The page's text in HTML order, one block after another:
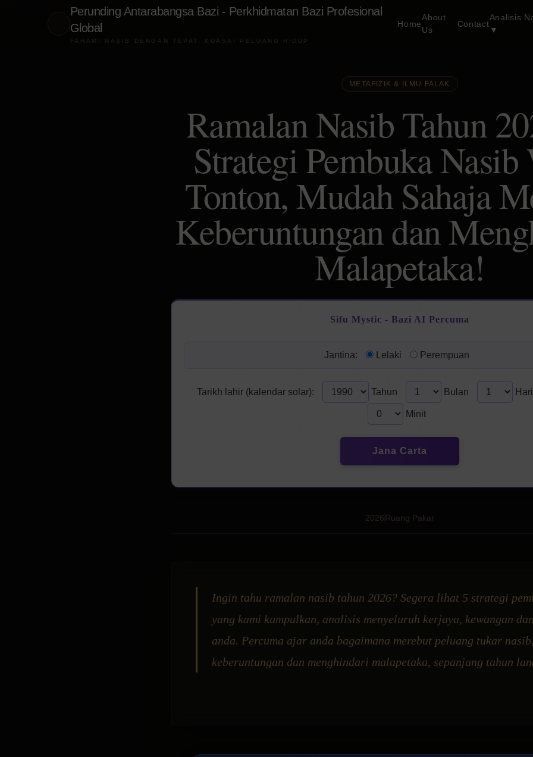
Perunding Antarabangsa Bazi - Perkhidmatan Bazi Profesional
Global
FAHAMI NASIB DENGAN TEPAT, KUASAI PELUANG HIDUP
Home
About
Us
Contact
Analisis
▼
METAFIZIK & ILMU FALAK
Ramalan Nasib Tahun
Strategi Pembuka Nasib
Tonton, Mudah Sahaja
Keberuntungan dan
Malapetaka!
Sifu Mystic - Bazi AI Percuma
Jantina: Lelaki Perempuan
Tarikh lahir (kalendar solar): Tahun Bulan Hari
Minit
Jana Carta
2026Ruang Pakar
Ingin tahu ramalan nasib tahun 2026? Segera lihat 5 strategi
yang kami kumpulkan, analisis menyeluruh kerjaya, kewangan
anda. Percuma ajar anda bagaimana merebut peluang tukar
keberuntungan dan menghindari malapetaka, sepanjang tahun